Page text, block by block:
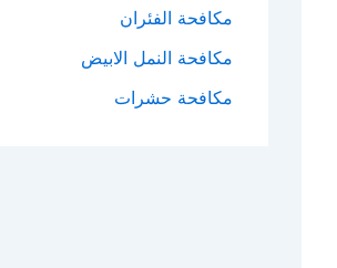
مكافحة الفئران​
مكافحة النمل الابيض​
مكافحة حشرات